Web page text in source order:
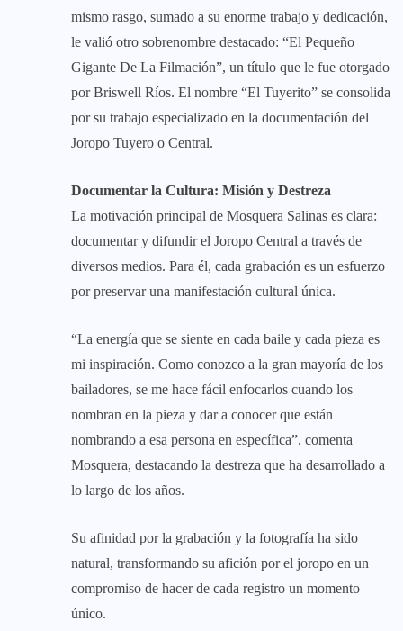
mismo rasgo, sumado a su enorme trabajo y dedicación,
le valió otro sobrenombre destacado: “El Pequeño
Gigante De La Filmación”, un título que le fue otorgado
por Briswell Ríos. El nombre “El Tuyerito” se consolida
por su trabajo especializado en la documentación del
Joropo Tuyero o Central.
​Documentar la Cultura: Misión y Destreza
​La motivación principal de Mosquera Salinas es clara:
documentar y difundir el Joropo Central a través de
diversos medios. Para él, cada grabación es un esfuerzo
por preservar una manifestación cultural única.
“La energía que se siente en cada baile y cada pieza es
mi inspiración. Como conozco a la gran mayoría de los
bailadores, se me hace fácil enfocarlos cuando los
nombran en la pieza y dar a conocer que están
nombrando a esa persona en específica”, comenta
Mosquera, destacando la destreza que ha desarrollado a
lo largo de los años.
Su afinidad por la grabación y la fotografía ha sido
natural, transformando su afición por el joropo en un
compromiso de hacer de cada registro un momento
único.